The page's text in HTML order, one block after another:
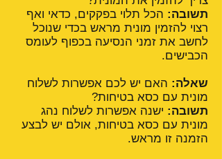
תשובה: הכל תלוי בפקקים, כדאי ואף
רצוי להזמין מונית מראש בכדי שנוכל
לחשב את זמני הנסיעה בכפוף לעומס
הכבישים.
שאלה: האם יש לכם אפשרות לשלוח
מונית עם כסא בטיחות?
תשובה: ישנה אפשרות לשלוח נהג
מונית עם כסא בטיחות, אולם יש לבצע
הזמנה זו מראש.